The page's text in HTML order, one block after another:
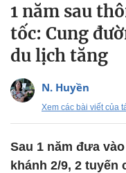
1 năm sau
tốc: Cung
du lịch tăng
N. Huyền
Xem các bài viết của
Sau 1 năm đưa
khánh 2/9, 2 tuyến